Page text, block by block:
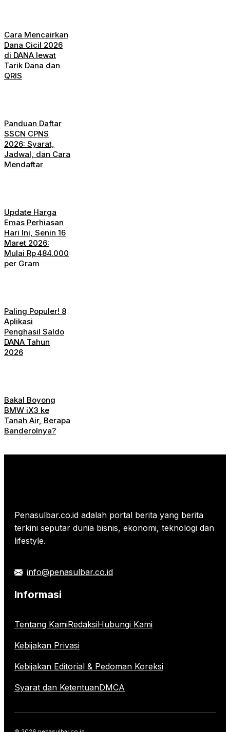
Cara Mencairkan
Dana Cicil 2026
di DANA lewat
Tarik Dana dan
QRIS
Panduan Daftar
SSCN CPNS
2026: Syarat,
Jadwal, dan Cara
Mendaftar
Update Harga
Emas Perhiasan
Hari Ini, Senin 16
Maret 2026:
Mulai Rp 484.000
per Gram
Paling Populer! 8
Aplikasi
Penghasil Saldo
DANA Tahun
2026
Bakal Boyong
BMW iX3 ke
Tanah Air, Berapa
Banderolnya?
Penasulbar.co.id adalah portal berita yang berita
terkini seputar dunia bisnis, ekonomi, teknologi dan
lifestyle.
info@penasulbar.co.id
Informasi
Tentang KamiRedaksiHubungi Kami
Kebijakan Privasi
Kebijakan Editorial & Pedoman Koreksi
Syarat dan KetentuanDMCA